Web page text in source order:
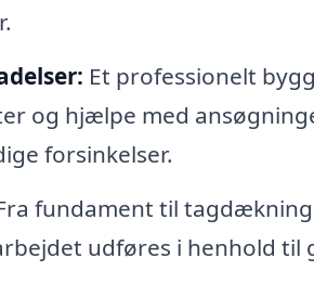
Et professionelt
og hjælpe med
forsinkelser.
fundament til
udføres i henhold